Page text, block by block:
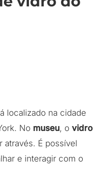
localizado na cidade
No museu, o vidro
através. É possível
e interagir com o